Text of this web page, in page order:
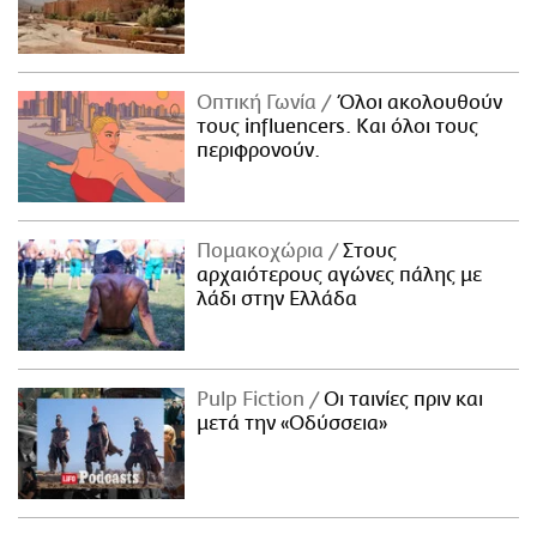
Οπτική Γωνία
Όλοι ακολουθούν
τους influencers. Και όλοι τους
περιφρονούν.
Πομακοχώρια
Στους
αρχαιότερους αγώνες πάλης με
λάδι στην Ελλάδα
Pulp Fiction
Οι ταινίες πριν και
μετά την «Οδύσσεια»